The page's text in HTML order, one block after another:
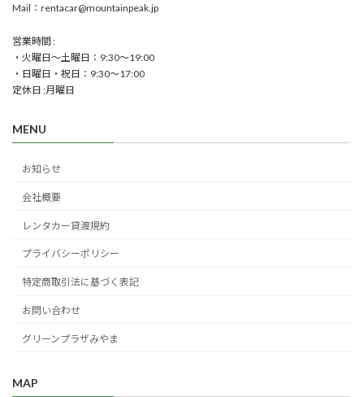
Mail：rentacar@mountainpeak.jp
営業時間 :
・火曜日～土曜日：9:30～19:00
・日曜日・祝日：9:30～17:00
定休日 :月曜日
MENU
お知らせ
会社概要
レンタカー貸渡規約
プライバシーポリシー
特定商取引法に基づく表記
お問い合わせ
グリーンプラザみやま
MAP